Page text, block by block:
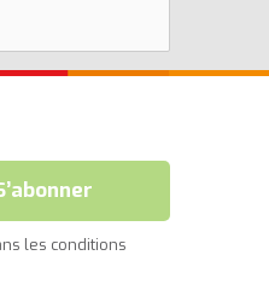
les conditions